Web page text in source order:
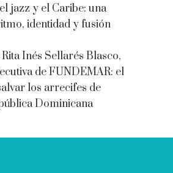
jazz y el Caribe: una
identidad y fusión
Inés Sellarés Blasco,
de FUNDEMAR: el
los arrecifes de
Dominicana